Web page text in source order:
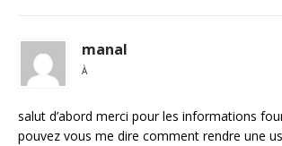
manal
À
salut d’abord merci pour les informations
pouvez vous me dire comment rendre une